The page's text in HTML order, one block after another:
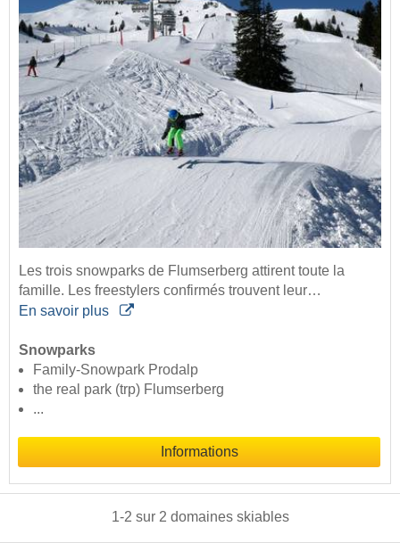
Les trois snowparks de Flumserberg attirent toute la
famille. Les freestylers confirmés trouvent leur…
En savoir plus
Snowparks
Family-Snowpark Prodalp
the real park (trp) Flumserberg
...
Informations
1-2 sur 2 domaines skiables